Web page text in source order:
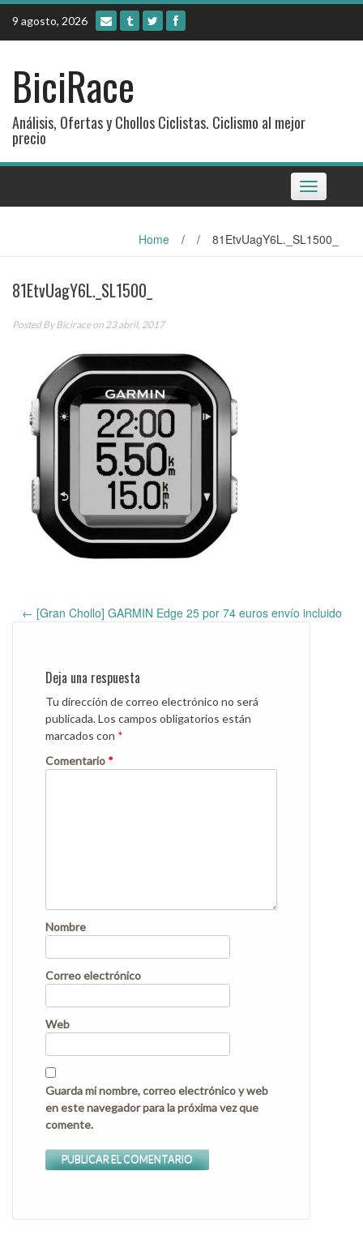
Skip
content
9 agosto, 2026
BiciRace
Análisis, Ofertas y Chollos Ciclistas. Ciclismo al mejor
precio
Toggle
navigation
Home / / 81EtvUagY6L._SL1500_
81EtvUagY6L._SL1500_
Posted ByBiciraceon 23 abril, 2017
Post
← [Gran Chollo] GARMIN Edge 25 por 74 euros envío incluido
Deja una respuesta
Tu dirección de correo electrónico no será
publicada.Los campos obligatorios están
marcados con *
Comentario *
Nombre
Correo electrónico
Web
Guarda mi nombre, correo electrónico y web
en este navegador para la próxima vez que
comente.